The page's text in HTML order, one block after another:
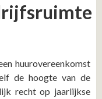
huurovereenkomst
de hoogte van de
recht op jaarlijkse